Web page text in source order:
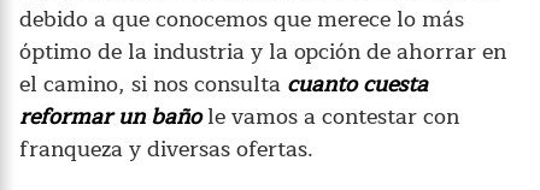
debido a que conocemos que merece lo más
óptimo de la industria y la opción de ahorrar en
el camino, si nos consulta cuanto cuesta
reformar un bañole vamos a contestar con
franqueza y diversas ofertas.